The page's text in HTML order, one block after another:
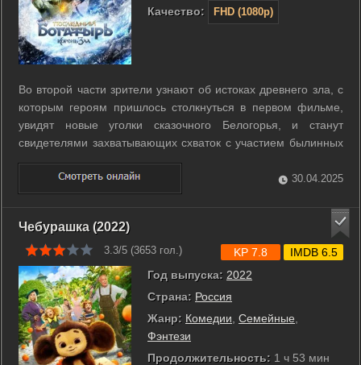
Качество:
FHD (1080p)
Во второй части зрители узнают об истоках древнего зла, с
которым героям пришлось столкнуться в первом фильме,
увидят новые уголки сказочного Белогорья, и станут
свидетелями захватывающих схваток с участием былинных
богатырей. ...
30.04.2025
Чебурашка (2022)
3.3/5 (3653 гол.)
Год выпуска: 2022
Страна: Россия
Жанр: Комедии Семейные
Фэнтези
Продолжительность: 1 ч 53 мин
KP 7.8 IMDB 6.5